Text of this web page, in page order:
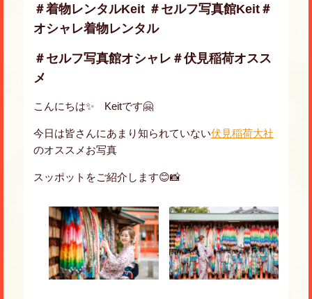
＃着物レンタルKeit ＃セルフ写真館Keit＃
オシャレ着物レンタル
＃セルフ写真館オシャレ＃伏見稲荷オスス
メ
こんにちは✨ Keitです🤗
今日は皆さんにあまり知られていない伏見稲荷大社
のオススメお写真
スッポットをご紹介します😊📸